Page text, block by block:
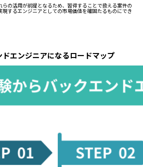
の活用が前提となるため、習得することで扱える案件の
するエンジニアとしての市場価値を確固たるものにでき
エンジニアになるロードマップ